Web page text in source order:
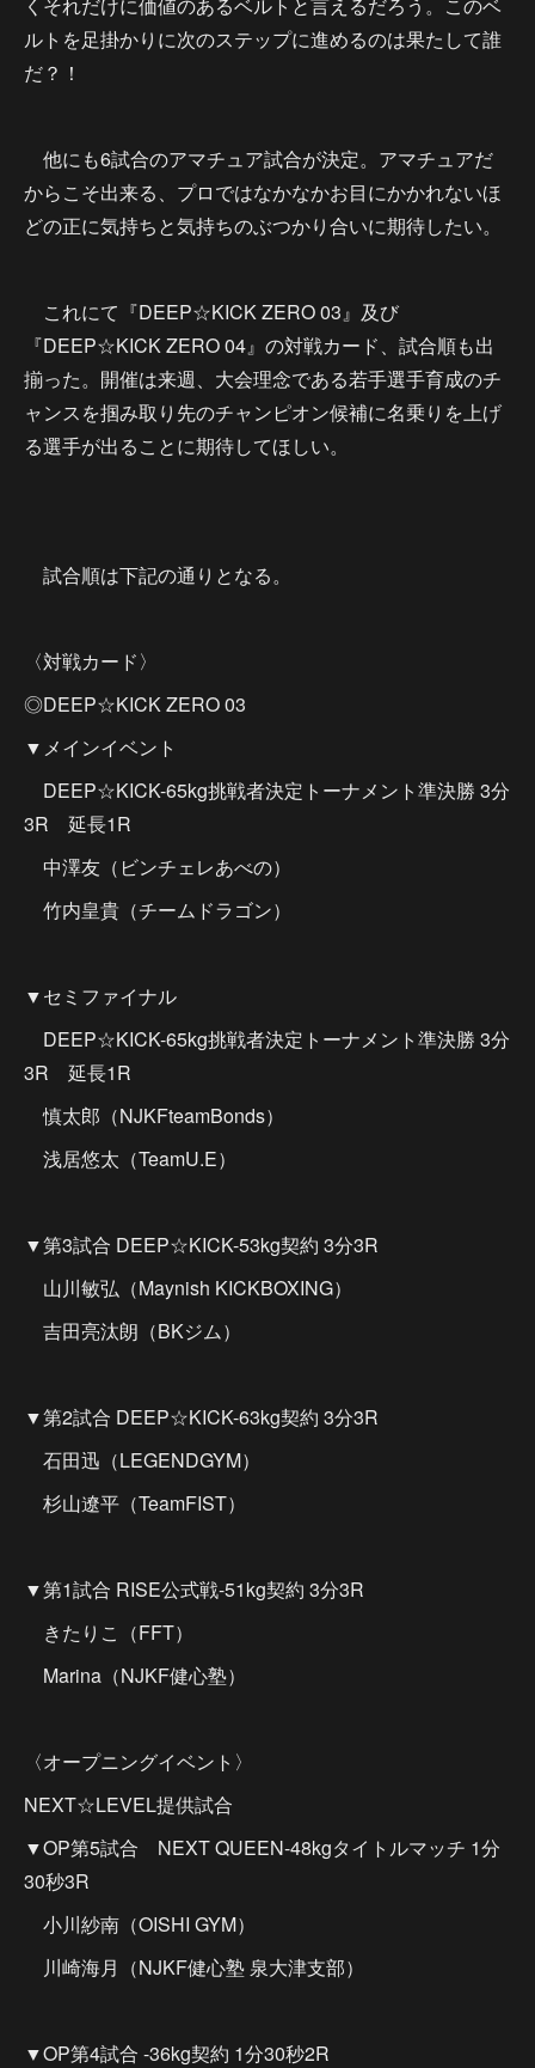
ルトを足掛かりに次のステップに進めるのは果たして誰
だ？！
他にも6試合のアマチュア試合が決定。アマチュアだ
からこそ出来る、プロではなかなかお目にかかれないほ
どの正に気持ちと気持ちのぶつかり合いに期待したい。
これにて『DEEP☆KICK ZERO 03』及び
『DEEP☆KICK ZERO 04』の対戦カード、試合順も出
揃った。開催は来週、大会理念である若手選手育成のチ
ャンスを掴み取り先のチャンピオン候補に名乗りを上げ
る選手が出ることに期待してほしい。
試合順は下記の通りとなる。
〈対戦カード〉
◎DEEP☆KICK ZERO 03
▼メインイベント
DEEP☆KICK-65kg挑戦者決定トーナメント準決勝 3分
3R 延長1R
中澤友（ビンチェレあべの）
竹内皇貴（チームドラゴン）
▼セミファイナル
DEEP☆KICK-65kg挑戦者決定トーナメント準決勝 3分
3R 延長1R
慎太郎（NJKFteamBonds）
浅居悠太（TeamU.E）
▼第3試合 DEEP☆KICK-53kg契約 3分3R
山川敏弘（Maynish KICKBOXING）
吉田亮汰朗（BKジム）
▼第2試合 DEEP☆KICK-63kg契約 3分3R
石田迅（LEGENDGYM）
杉山遼平（TeamFIST）
▼第1試合 RISE公式戦-51kg契約 3分3R
きたりこ（FFT）
Marina（NJKF健心塾）
〈オープニングイベント〉
NEXT☆LEVEL提供試合
▼OP第5試合 NEXT QUEEN-48kgタイトルマッチ 1分
30秒3R
小川紗南（OISHI GYM）
川崎海月（NJKF健心塾 泉大津支部）
▼OP第4試合 -36kg契約 1分30秒2R